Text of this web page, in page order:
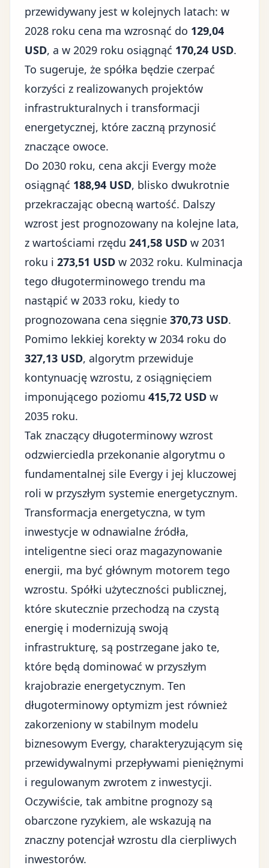
przewidywany jest w kolejnych latach: w
2028 roku cena ma wzrosnąć do 129,04
USD, a w 2029 roku osiągnąć 170,24 USD.
To sugeruje, że spółka będzie czerpać
korzyści z realizowanych projektów
infrastrukturalnych i transformacji
energetycznej, które zaczną przynosić
znaczące owoce.
Do 2030 roku, cena akcji Evergy może
osiągnąć 188,94 USD, blisko dwukrotnie
przekraczając obecną wartość. Dalszy
wzrost jest prognozowany na kolejne lata,
z wartościami rzędu 241,58 USD w 2031
roku i 273,51 USD w 2032 roku. Kulminacja
tego długoterminowego trendu ma
nastąpić w 2033 roku, kiedy to
prognozowana cena sięgnie 370,73 USD.
Pomimo lekkiej korekty w 2034 roku do
327,13 USD, algorytm przewiduje
kontynuację wzrostu, z osiągnięciem
imponującego poziomu 415,72 USD w
2035 roku.
Tak znaczący długoterminowy wzrost
odzwierciedla przekonanie algorytmu o
fundamentalnej sile Evergy i jej kluczowej
roli w przyszłym systemie energetycznym.
Transformacja energetyczna, w tym
inwestycje w odnawialne źródła,
inteligentne sieci oraz magazynowanie
energii, ma być głównym motorem tego
wzrostu. Spółki użyteczności publicznej,
które skutecznie przechodzą na czystą
energię i modernizują swoją
infrastrukturę, są postrzegane jako te,
które będą dominować w przyszłym
krajobrazie energetycznym. Ten
długoterminowy optymizm jest również
zakorzeniony w stabilnym modelu
biznesowym Evergy, charakteryzującym się
przewidywalnymi przepływami pieniężnymi
i regulowanym zwrotem z inwestycji.
Oczywiście, tak ambitne prognozy są
obarczone ryzykiem, ale wskazują na
znaczny potencjał wzrostu dla cierpliwych
inwestorów.